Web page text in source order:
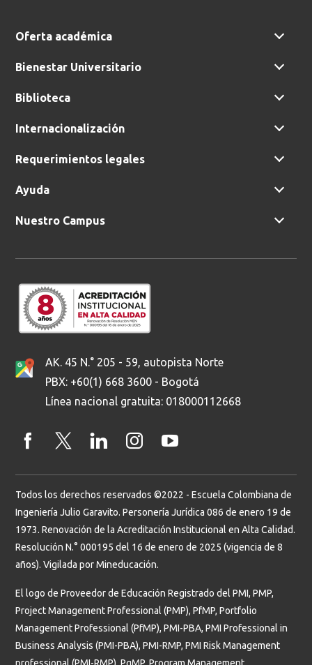
Oferta académica
Bienestar Universitario
Biblioteca
Internacionalización
Requerimientos legales
Ayuda
Nuestro Campus
AK. 45 N.° 205 - 59, autopista Norte
PBX: +60(1) 668 3600 - Bogotá
Línea nacional gratuita: 018000112668
Todos los derechos reservados ©2022 - Escuela Colombiana de
Ingeniería Julio Garavito. Personería Jurídica 086 de enero 19 de
1973. Renovación de la Acreditación Institucional en Alta Calidad.
Resolución N.° 000195 del 16 de enero de 2025 (vigencia de 8
años). Vigilada por Mineducación.
El logo de Proveedor de Educación Registrado del PMI, PMP,
Project Management Professional (PMP), PfMP, Portfolio
Management Professional (PfMP), PMI-PBA, PMI Professional in
Business Analysis (PMI-PBA), PMI-RMP, PMI Risk Management